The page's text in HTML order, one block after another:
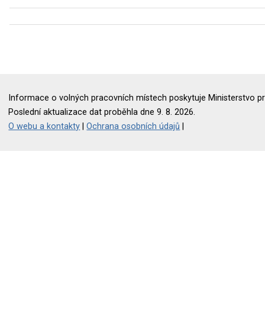
Informace o volných pracovních místech poskytuje Ministerstvo
Poslední aktualizace dat proběhla dne 9. 8. 2026.
O webu a kontakty |Ochrana osobních údajů